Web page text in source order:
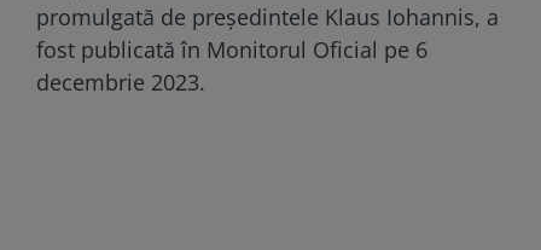
promulgată de președintele Klaus Iohannis, a
fost publicată în Monitorul Oficial pe 6
decembrie 2023.